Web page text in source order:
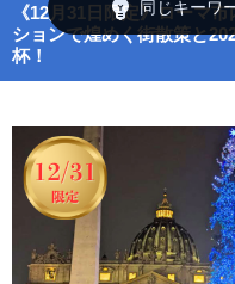
《12月31日限定》ローマ
ションで煌めく街散策と
杯！
emoji_objects同じキーワ